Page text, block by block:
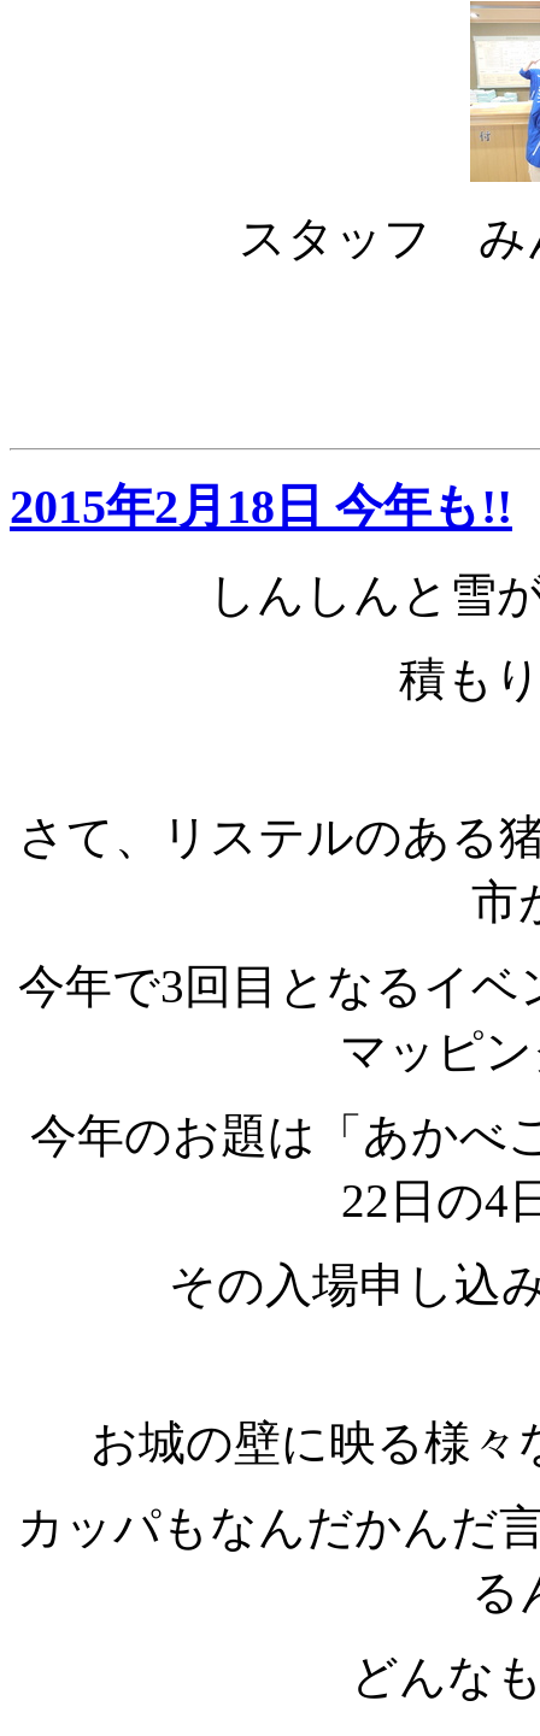
スタッフ み
2015年2月18日 今年も!!
しんしんと雪
積も
さて、リステルのある
市
今年で3回目となるイ
マッピ
今年のお題は「あか
22日の4
その入場申し込
お城の壁に映る様
カッパもなんだかん
る
どんな